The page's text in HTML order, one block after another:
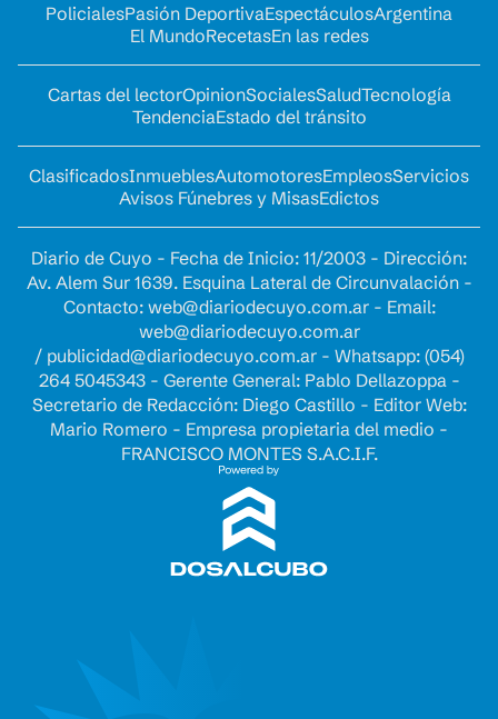
PolicialesPasión DeportivaEspectáculosArgentina
El MundoRecetasEn las redes
Cartas del lectorOpinionSocialesSaludTecnología
TendenciaEstado del tránsito
ClasificadosInmueblesAutomotoresEmpleosServicios
Avisos Fúnebres y MisasEdictos
Diario de Cuyo - Fecha de Inicio: 11/2003 - Dirección:
Av. Alem Sur 1639. Esquina Lateral de Circunvalación -
Contacto: web@diariodecuyo.com.ar- Email:
web@diariodecuyo.com.ar
/ publicidad@diariodecuyo.com.ar- Whatsapp: (054)
264 5045343 - Gerente General: Pablo Dellazoppa -
Secretario de Redacción: Diego Castillo - Editor Web:
Mario Romero - Empresa propietaria del medio -
FRANCISCO MONTES S.A.C.I.F.